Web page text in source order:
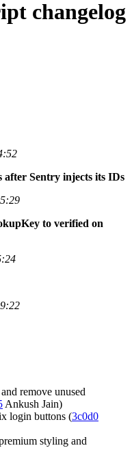
changelog
after Sentry injects its IDs
to verified on
remove unused
Ankush Jain)
login buttons (3c0d0
styling and